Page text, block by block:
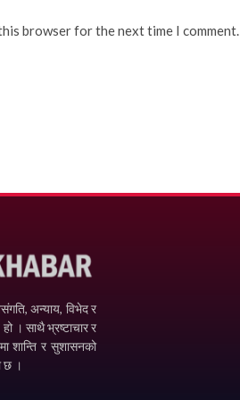
browser for the next time I comment.
अन्याय, विभेद­ र
। साथै भ्रष्टाचार र
शान्ति र सुशासनको
छ ।